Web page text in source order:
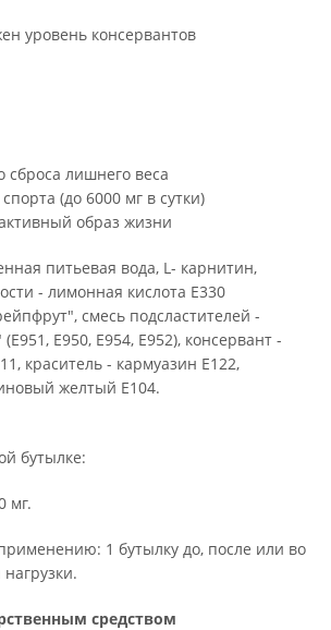
уровень консервантов
сброса лишнего веса
(до 6000 мг в сутки)
образ жизни
питьевая вода, L- карнитин,
- лимонная кислота Е330
смесь подсластителей -
Е950, Е954, Е952), консервант -
краситель - кармуазин Е122,
желтый Е104.
бутылке:
мг.
1 бутылку до, после или во
средством